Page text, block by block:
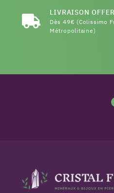
LIVRAISON
Dès 49€ (Colissimo
Métropolitaine)